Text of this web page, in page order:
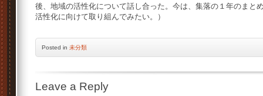
後、地域の活性化について話し合った。今は、集落の１年のまと
活性化に向けて取り組んでみたい。）
Posted in 未分類
Leave a Reply